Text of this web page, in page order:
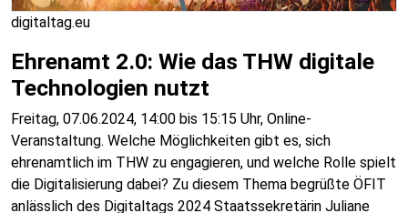
digitaltag.eu
Ehrenamt 2.0: Wie das THW digitale
Technologien nutzt
Freitag, 07.06.2024, 14:00 bis 15:15 Uhr, Online-
Veranstaltung. Welche Möglichkeiten gibt es, sich
ehrenamtlich im THW zu engagieren, und welche Rolle spielt
die Digitalisierung dabei? Zu diesem Thema begrüßte ÖFIT
anlässlich des Digitaltags 2024 Staatssekretärin Juliane